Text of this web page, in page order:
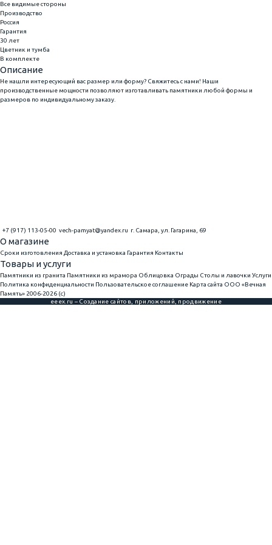
Все видимые стороны
Производство
Россия
Гарантия
30 лет
Цветник и тумба
В комплекте
Описание
Не нашли интересующий вас размер или форму? Свяжитесь с нами! Наши
производственные мощности позволяют изготавливать памятники любой формы и
размеров по индивидуальному заказу.
+7 (917) 113-05-00 vech-pamyat@yandex.ru г. Самара, ул. Гагарина, 69
О магазине
Сроки изготовления Доставка и установка Гарантия Контакты
Товары и услуги
Памятники из гранита Памятники из мрамора Облицовка Ограды Столы и лавочки Услуги
Политика конфиденциальности Пользовательское соглашение Карта сайта ООО «Вечная
Память» 2006-2026 (с)
eeex.ru – Создание сайтов, приложений, продвижение